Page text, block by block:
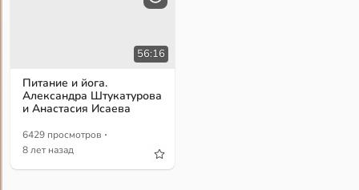
56:16
Питание и йога.
Александра Штукатурова
и Анастасия Исаева
6429 просмотров ·
8 лет назад